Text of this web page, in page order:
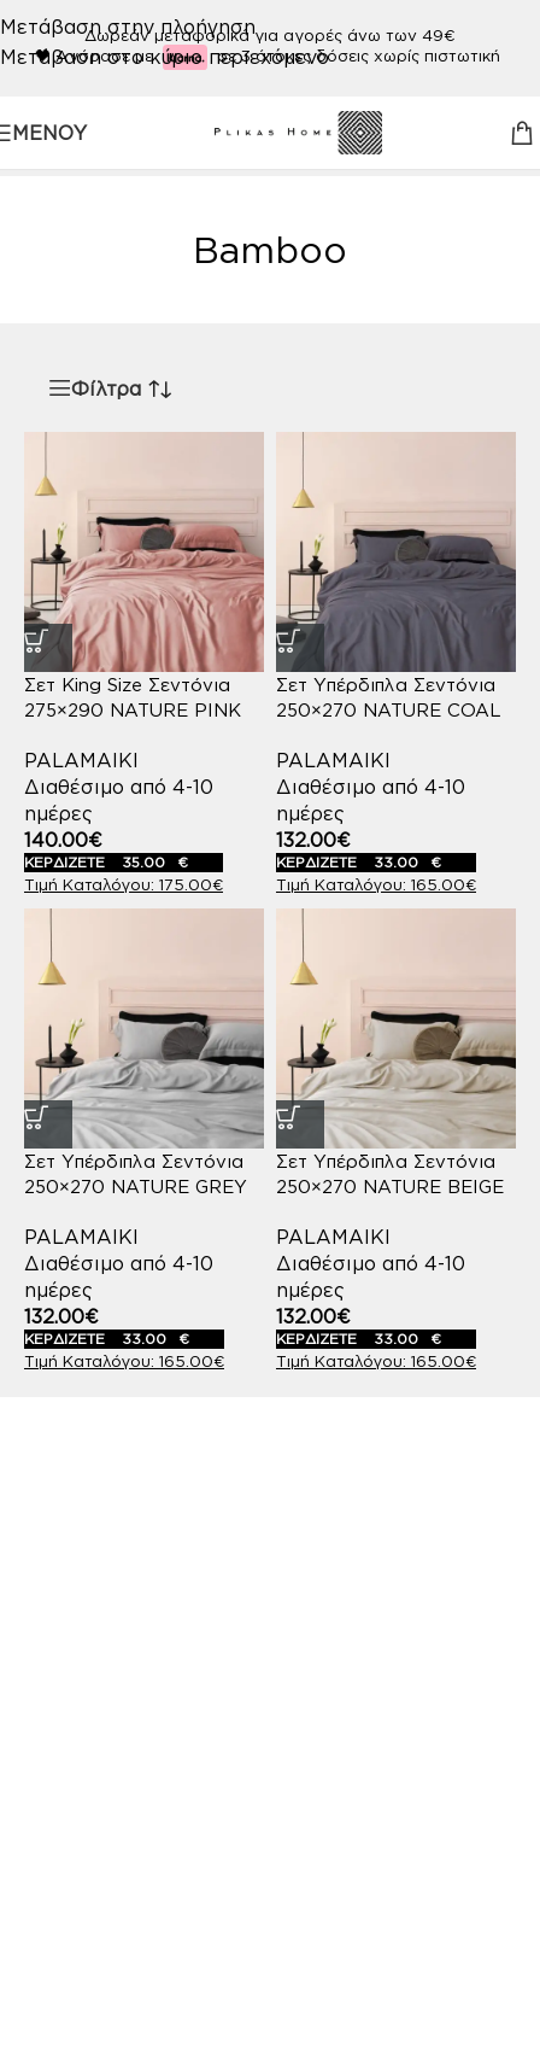
Μετάβαση στην πλοήγηση
Μετάβαση στο κύριο περιεχόμενο
Δωρεάν μεταφορικά για αγορές άνω των 49€
🖤Αγόρασε με σε 3 άτοκες δόσεις χωρίς πιστωτική
ΜΕΝΟΎ
Προϊόν ΠΟΙΟΤΗΤΑ/Bamboo
Bamboo
Φίλτρα
Σετ King Size Σεντόνια
275×290 NATURE PINK
PALAMAIKI
Διαθέσιμο από 4-10
ημέρες
175.00€
140.00€
ΚΕΡΔΙΖΕΤΕ 35.00 €
Σετ Υπέρδιπλα Σεντόνια
250×270 NATURE COAL
PALAMAIKI
Διαθέσιμο από 4-10
ημέρες
165.00€
132.00€
ΚΕΡΔΙΖΕΤΕ 33.00 €
Σετ Υπέρδιπλα Σεντόνια
250×270 NATURE GREY
PALAMAIKI
Διαθέσιμο από 4-10
ημέρες
165.00€
132.00€
ΚΕΡΔΙΖΕΤΕ 33.00 €
Σετ Υπέρδιπλα Σεντόνια
250×270 NATURE BEIGE
PALAMAIKI
Διαθέσιμο από 4-10
ημέρες
165.00€
132.00€
ΚΕΡΔΙΖΕΤΕ 33.00 €